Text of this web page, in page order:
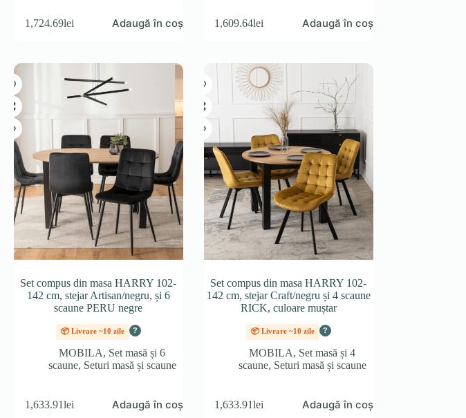
1,724.69lei Adaugă în coș 1,609.64lei Adaugă în coș
Set compus din masa HARRY 102-
142 cm, stejar Artisan/negru, și 6
scaune PERU negre
📦 Livrare ~10 zile ?
MOBILA, Set masă și 6
scaune, Seturi masă și scaune
1,633.91lei Adaugă în coș
Set compus din masa HARRY 102-
142 cm, stejar Craft/negru și 4 scaune
RICK, culoare muștar
📦 Livrare ~10 zile ?
MOBILA, Set masă și 4
scaune, Seturi masă și scaune
1,633.91lei Adaugă în coș